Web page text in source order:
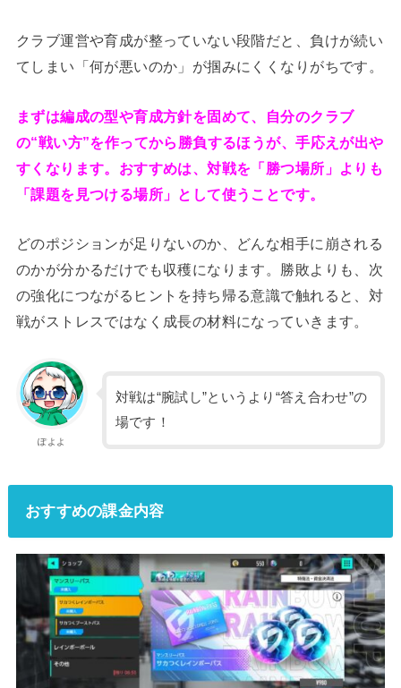
クラブ運営や育成が整っていない段階だと、負けが続い
てしまい「何が悪いのか」が掴みにくくなりがちです。
まずは編成の型や育成方針を固めて、自分のクラブ
の“戦い方”を作ってから勝負するほうが、手応えが出や
すくなります。おすすめは、対戦を「勝つ場所」よりも
「課題を見つける場所」として使うことです。
どのポジションが足りないのか、どんな相手に崩される
のかが分かるだけでも収穫になります。勝敗よりも、次
の強化につながるヒントを持ち帰る意識で触れると、対
戦がストレスではなく成長の材料になっていきます。
ぽよよ
対戦は“腕試し”というより“答え合わせ”の
場です！
おすすめの課金内容